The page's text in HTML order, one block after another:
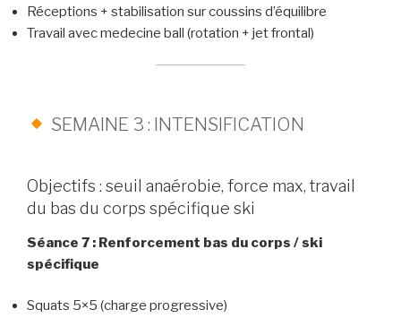
Réceptions + stabilisation sur coussins d’équilibre
Travail avec medecine ball (rotation + jet frontal)
SEMAINE 3 : INTENSIFICATION
Objectifs : seuil anaérobie, force max, travail
du bas du corps spécifique ski
Séance 7 : Renforcement bas du corps / ski
spécifique
Squats 5×5 (charge progressive)